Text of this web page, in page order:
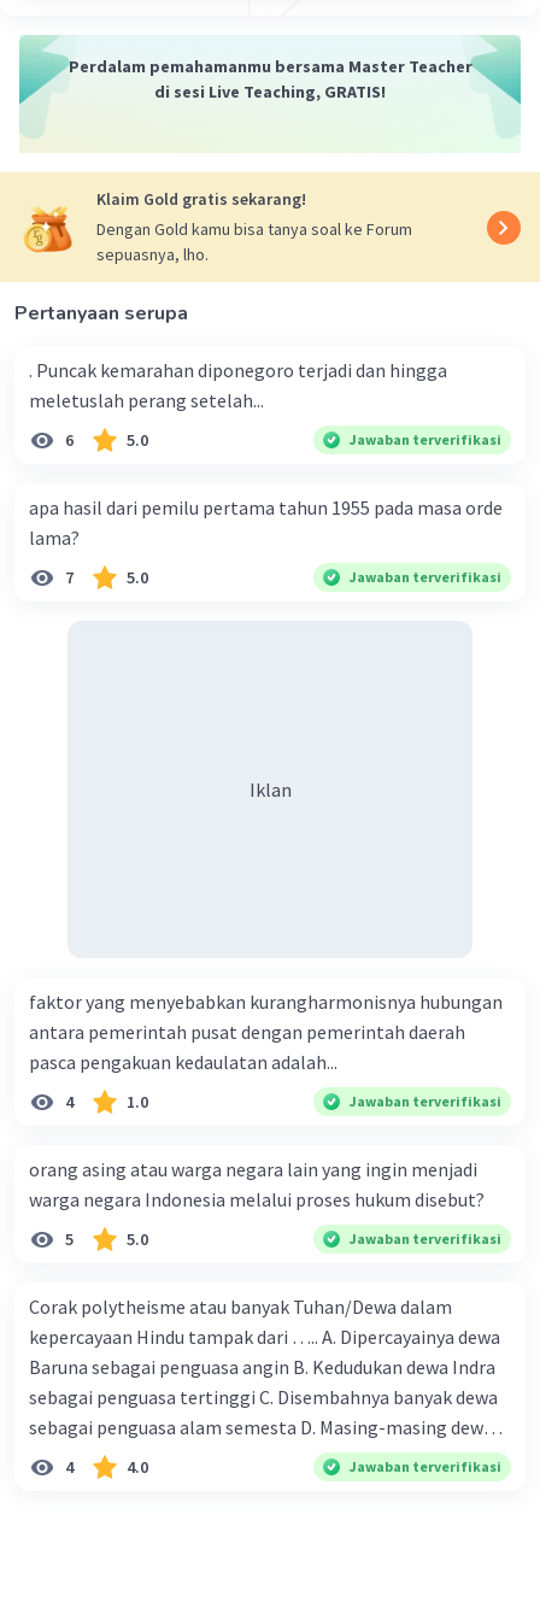
Perdalam pemahamanmu bersama Master Teacher
di sesi Live Teaching, GRATIS!
Klaim Gold gratis sekarang!
Dengan Gold kamu bisa tanya soal ke Forum
sepuasnya, lho.
Pertanyaan serupa
. Puncak kemarahan diponegoro terjadi dan hingga
meletuslah perang setelah...
6 5.0 Jawaban terverifikasi
apa hasil dari pemilu pertama tahun 1955 pada masa orde
lama?
7 5.0 Jawaban terverifikasi
Iklan
faktor yang menyebabkan kurangharmonisnya hubungan
antara pemerintah pusat dengan pemerintah daerah
pasca pengakuan kedaulatan adalah...
4 1.0 Jawaban terverifikasi
orang asing atau warga negara lain yang ingin menjadi
warga negara Indonesia melalui proses hukum disebut?
5 5.0 Jawaban terverifikasi
Corak polytheisme atau banyak Tuhan/Dewa dalam
kepercayaan Hindu tampak dari ….. A. Dipercayainya dewa
Baruna sebagai penguasa angin B. Kedudukan dewa Indra
sebagai penguasa tertinggi C. Disembahnya banyak dewa
sebagai penguasa alam semesta D. Masing-masing dewa
mewakili kekuatan alam.
4 4.0 Jawaban terverifikasi